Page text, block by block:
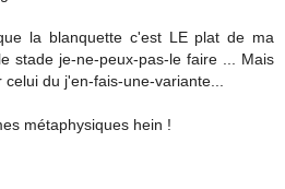
la blanquette c'est LE plat de ma
stade je-ne-peux-pas-le faire ... Mais
du j'en-fais-une-variante...
métaphysiques hein !